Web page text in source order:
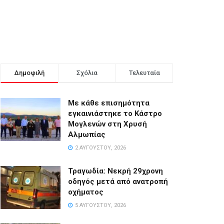
Δημοφιλή Σχόλια Τελευταία
Με κάθε επισημότητα
εγκαινιάστηκε το Κάστρο
Μογλενών στη Χρυσή
Αλμωπίας
2 ΑΥΓΟΎΣΤΟΥ, 2026
Τραγωδία: Νεκρή 29χρονη
οδηγός μετά από ανατροπή
οχήματος
5 ΑΥΓΟΎΣΤΟΥ, 2026